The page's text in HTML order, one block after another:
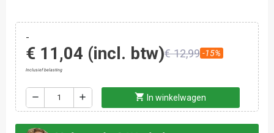
-
€ 11,04 (incl. btw)€ 12,99 -15%
Inclusief belasting
remove add shopping_cart In winkelwagen